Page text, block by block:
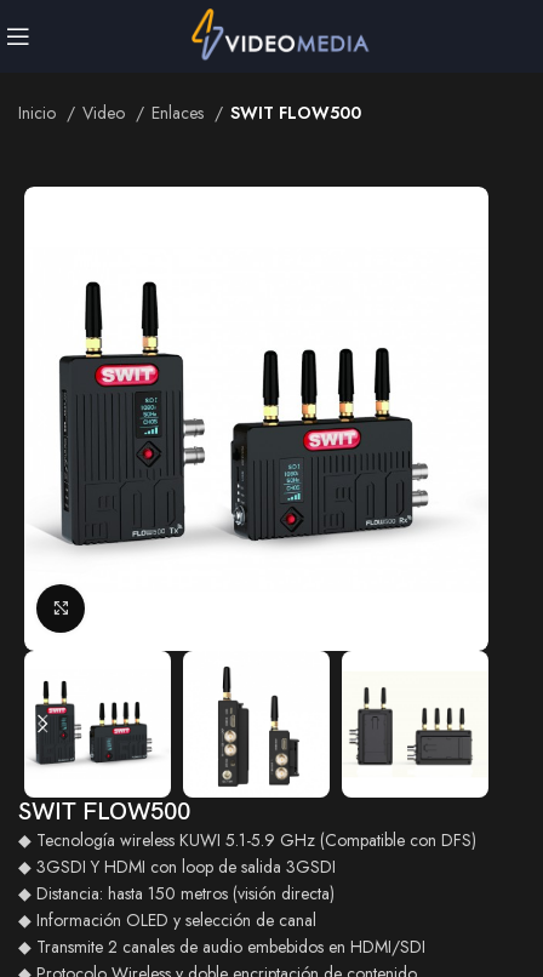
Enlaces
Inicio Video Enlaces SWIT FLOW500
SWIT FLOW500
◆ Tecnología wireless KUWI 5.1-5.9 GHz (Compatible con DFS)
◆ 3GSDI Y HDMI con loop de salida 3GSDI
◆ Distancia: hasta 150 metros (visión directa)
◆ Información OLED y selección de canal
◆ Transmite 2 canales de audio embebidos en HDMI/SDI